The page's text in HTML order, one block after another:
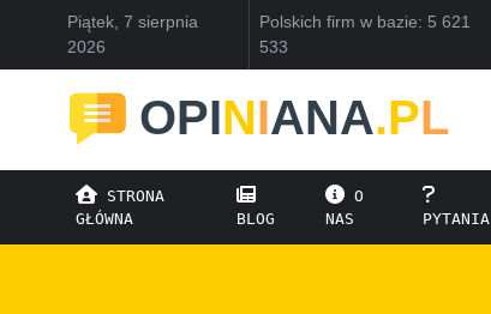
Piątek, 7 sierpnia
2026
Polskich firm w bazie: 5 621
533
OPINIANA.PL
STRONA
GŁÓWNA
BLOG
O
NAS
PYTANIA